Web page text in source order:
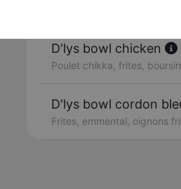
D'lys bowl chicken
Poulet chikka, frites,
D'lys bowl cordon
Frites, emmental, oignons